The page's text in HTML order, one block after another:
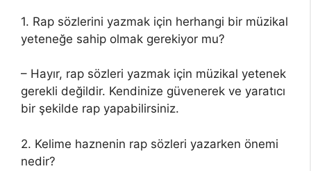
1. Rap sözlerini yazmak için herhangi bir müzikal
yeteneğe sahip olmak gerekiyor mu?
– Hayır, rap sözleri yazmak için müzikal yetenek
gerekli değildir. Kendinize güvenerek ve yaratıcı
bir şekilde rap yapabilirsiniz.
2. Kelime haznenin rap sözleri yazarken önemi
nedir?